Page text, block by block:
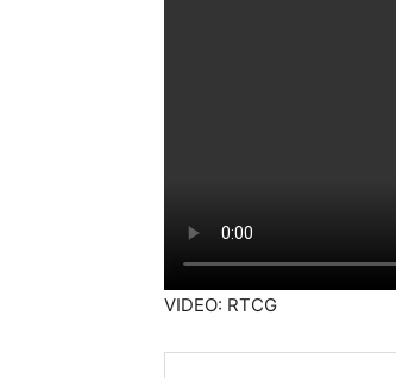
VIDEO: RTCG